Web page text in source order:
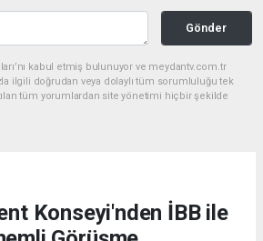
Gönder
kabul etmiş bulunuyor ve meydantv.com.tr
ilgili doğrudan veya dolaylı tüm sorumluluğu tek
tüm yorumlardan site yönetimi hiçbir şekilde
Konseyi'nden İBB ile